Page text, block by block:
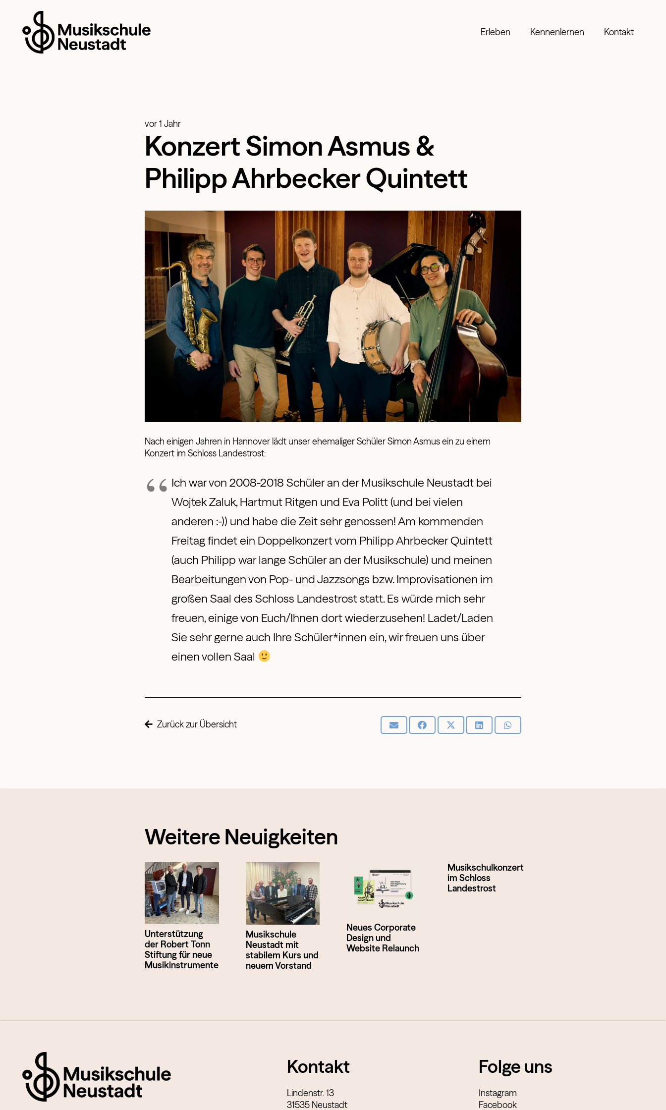
Erleben Kennenlernen Kontakt
vor 1 Jahr
Konzert Simon Asmus &
Philipp Ahrbecker Quintett
Nach einigen Jahren in Hannover lädt unser ehemaliger Schüler Simon Asmus ein zu einem
Konzert im Schloss Landestrost:
Ich war von 2008-2018 Schüler an der Musikschule Neustadt bei
Wojtek Zaluk, Hartmut Ritgen und Eva Politt (und bei vielen
anderen :-)) und habe die Zeit sehr genossen! Am kommenden
Freitag findet ein Doppelkonzert vom Philipp Ahrbecker Quintett
(auch Philipp war lange Schüler an der Musikschule) und meinen
Bearbeitungen von Pop- und Jazzsongs bzw. Improvisationen im
großen Saal des Schloss Landestrost statt. Es würde mich sehr
freuen, einige von Euch/Ihnen dort wiederzusehen! Ladet/Laden
Sie sehr gerne auch Ihre Schüler*innen ein, wir freuen uns über
einen vollen Saal
Zurück zur Übersicht
Weitere Neuigkeiten
Unterstützung
der Robert Tonn
Stiftung für neue
Musikinstrumente
Musikschule
Neustadt mit
stabilem Kurs und
neuem Vorstand
Neues Corporate
Design und
Website Relaunch
Musikschulkonzert
im Schloss
Landestrost
Kontakt
Lindenstr. 13
31535 Neustadt
Folge uns
Instagram
Facebook